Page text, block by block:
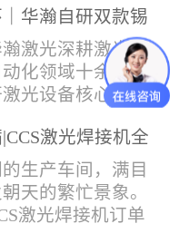
华瀚自研双款锡
焊点标准化量产
激光深耕激光精
化领域十余年，
光设备核心技
机、多功能锡环
，两套专业锡环
预制标准化锡环
点熔锡工艺，从
激光焊接机全
生产车间，满目
天的繁忙景象。
激光焊接机订单